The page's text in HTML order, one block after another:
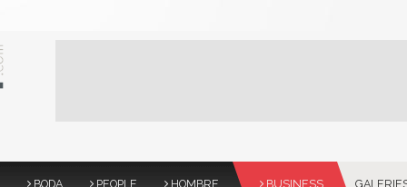
BODA PEOPLE HOMBRE BUSINESS